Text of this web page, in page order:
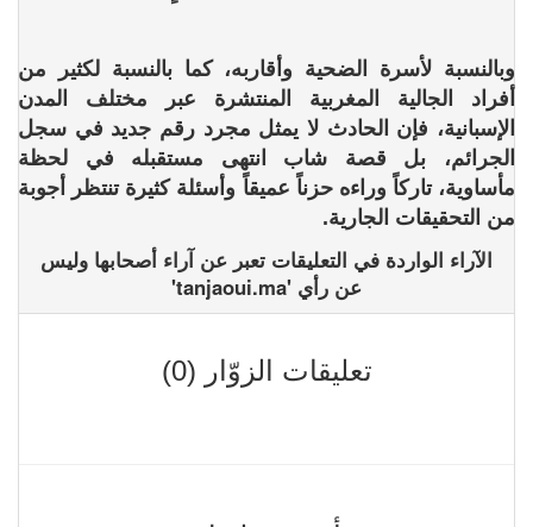
وبالنسبة لأسرة الضحية وأقاربه، كما بالنسبة لكثير من
أفراد الجالية المغربية المنتشرة عبر مختلف المدن
الإسبانية، فإن الحادث لا يمثل مجرد رقم جديد في سجل
الجرائم، بل قصة شاب انتهى مستقبله في لحظة
مأساوية، تاركاً وراءه حزناً عميقاً وأسئلة كثيرة تنتظر أجوبة
من التحقيقات الجارية.
الآراء الواردة في التعليقات تعبر عن آراء أصحابها وليس
عن رأي 'tanjaoui.ma'
تعليقات الزوّار (0)